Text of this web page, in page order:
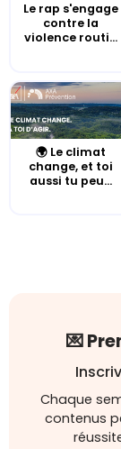
Le rap s'engage
contre la
violence routi...
🌍 Le climat
change, et toi
aussi tu peu...
💌
Chaque
contenus